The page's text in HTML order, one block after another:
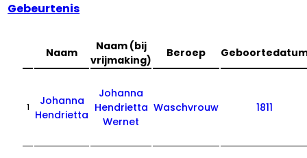
Gebeurtenis
Naam
Naam (bij
vrijmaking)
Beroep
1
Johanna
Hendrietta
Johanna
Hendrietta
Wernet
Waschvrouw 1811